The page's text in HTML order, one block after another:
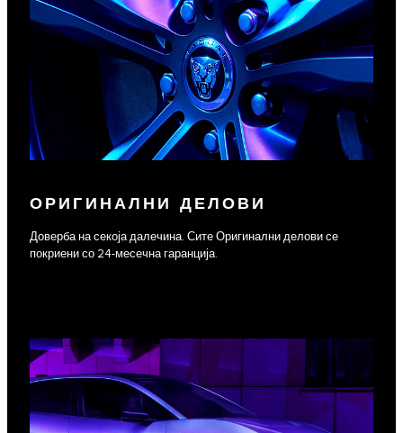
ОРИГИНАЛНИ ДЕЛОВИ
Доверба на секоја далечина. Сите Оригинални делови се
покриени со 24-месечна гаранција.